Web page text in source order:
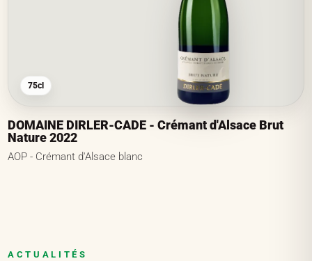
75cl
DOMAINE DIRLER-CADE - Crémant d'Alsace Brut
Nature 2022
AOP - Crémant d'Alsace blanc
ACTUALITÉS